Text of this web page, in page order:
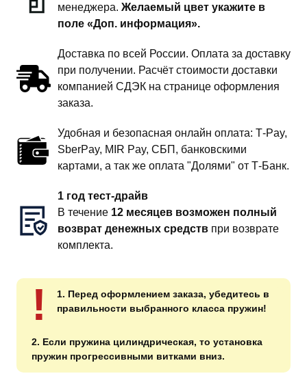
менеджера. Желаемый цвет укажите в
поле «Доп. информация».
Доставка по всей России. Оплата за доставку
при получении. Расчёт стоимости доставки
компанией СДЭК на странице оформления
заказа.
Удобная и безопасная онлайн оплата: T‑Pay,
SberPay, MIR Pay, СБП, банковскими
картами, а так же оплата "Долями" от Т-Банк.
1 год тест-драйв
В течение 12 месяцев возможен полный
возврат денежных средств при возврате
комплекта.
!
1. Перед оформлением заказа, убедитесь в
правильности выбранного класса пружин!
2. Если пружина цилиндрическая, то установка
пружин прогрессивными витками вниз.